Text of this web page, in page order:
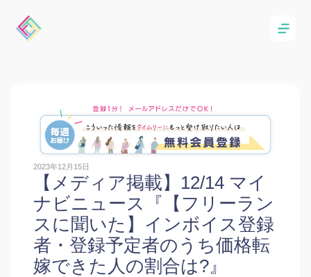
2023年12月15日
【メディア掲載】12/14 マイ
ナビニュース『【フリーラン
スに聞いた】インボイス登録
者・登録予定者のうち価格転
嫁できた人の割合は?』